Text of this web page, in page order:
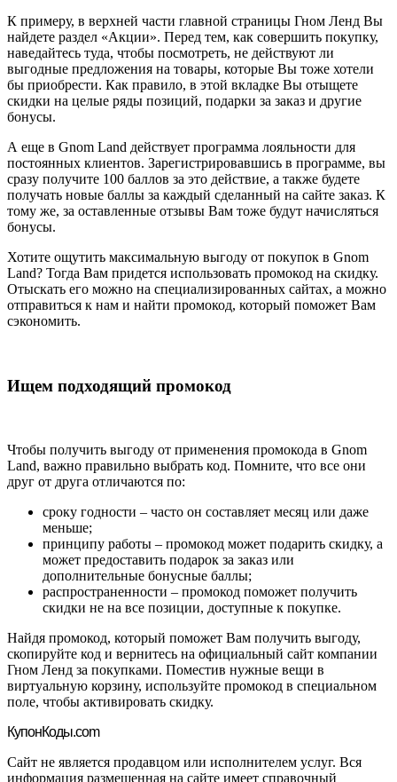
К примеру, в верхней части главной страницы Гном Ленд Вы
найдете раздел «Акции». Перед тем, как совершить покупку,
наведайтесь туда, чтобы посмотреть, не действуют ли
выгодные предложения на товары, которые Вы тоже хотели
бы приобрести. Как правило, в этой вкладке Вы отыщете
скидки на целые ряды позиций, подарки за заказ и другие
бонусы.
А еще в Gnom Land действует программа лояльности для
постоянных клиентов. Зарегистрировавшись в программе, вы
сразу получите 100 баллов за это действие, а также будете
получать новые баллы за каждый сделанный на сайте заказ. К
тому же, за оставленные отзывы Вам тоже будут начисляться
бонусы.
Хотите ощутить максимальную выгоду от покупок в Gnom
Land? Тогда Вам придется использовать промокод на скидку.
Отыскать его можно на специализированных сайтах, а можно
отправиться к нам и найти промокод, который поможет Вам
сэкономить.
Ищем подходящий промокод
Чтобы получить выгоду от применения промокода в Gnom
Land, важно правильно выбрать код. Помните, что все они
друг от друга отличаются по:
сроку годности – часто он составляет месяц или даже
меньше;
принципу работы – промокод может подарить скидку, а
может предоставить подарок за заказ или
дополнительные бонусные баллы;
распространенности – промокод поможет получить
скидки не на все позиции, доступные к покупке.
Найдя промокод, который поможет Вам получить выгоду,
скопируйте код и вернитесь на официальный сайт компании
Гном Ленд за покупками. Поместив нужные вещи в
виртуальную корзину, используйте промокод в специальном
поле, чтобы активировать скидку.
КупонКоды.com
Сайт не является продавцом или исполнителем услуг. Вся
информация размещенная на сайте имеет справочный